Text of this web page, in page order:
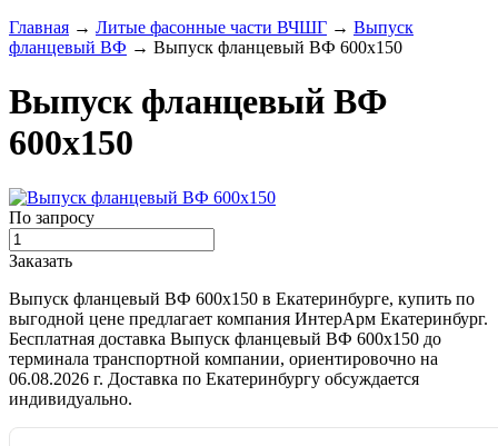
Главная → Литые фасонные части ВЧШГ → Выпуск
фланцевый ВФ → Выпуск фланцевый ВФ 600х150
Выпуск фланцевый ВФ
600х150
По запросу
Заказать
Выпуск фланцевый ВФ 600х150 в Екатеринбурге, купить по
выгодной цене предлагает компания ИнтерАрм Екатеринбург.
Бесплатная доставка Выпуск фланцевый ВФ 600х150 до
терминала транспортной компании, ориентировочно на
06.08.2026 г. Доставка по Екатеринбургу обсуждается
индивидуально.